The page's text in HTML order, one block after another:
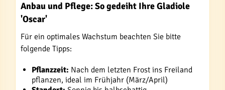
Anbau und Pflege: So gedeiht Ihre Gladiole
'Oscar'
Für ein optimales Wachstum beachten Sie bitte
folgende Tipps:
Pflanzzeit: Nach dem letzten Frost ins Freiland
pflanzen, ideal im Frühjahr (März/April)